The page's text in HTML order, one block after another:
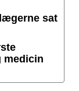
sat
medicin